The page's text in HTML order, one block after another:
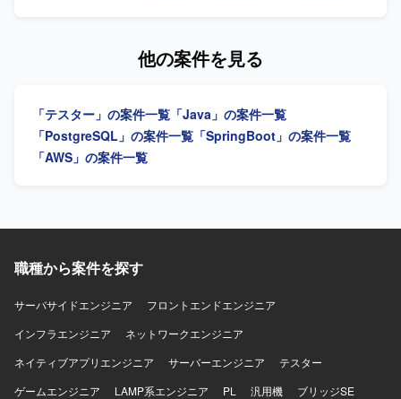
AWSへの移行や、OracleからPostgreSQLへのDB移行な
ム構成となり、DBはOracleからPostgreSQLへ移行していく
想定です。志向や評価によりJavaを用いたアプリケーショ
ン実装やテスト工程にも携わっていただく場合がございま
両方に携わり、システム全体を見通した開発を行っていた
関係者と連携しながら主体的に動ける方にマッチしたポジ
ションです。 【ポジションの魅力】 基幹システム開発にお
いて要件定義から結合テストまで一貫して携わることがで
きるため、上流から下流まで幅広い工程を経験できます。
インフラはAWS、データベースはPostglesSQLを利用した
環境で開発を行います。
他の案件を見る
「テスター」の案件一覧 「Java」の案件一覧
「PostgreSQL」の案件一覧 「SpringBoot」の案件一覧
「AWS」の案件一覧
職種から案件を探す
サーバサイドエンジニア
フロントエンドエンジニア
インフラエンジニア
ネットワークエンジニア
ネイティブアプリエンジニア
サーバーエンジニア
テスター
ゲームエンジニア
LAMP系エンジニア PL 汎用機
ブリッジSE